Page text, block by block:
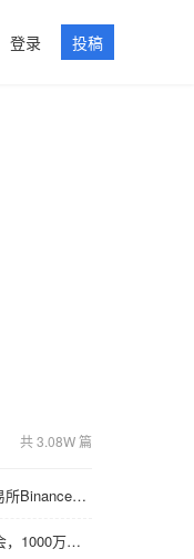
登录 投稿
共 3.08W 篇
ZIPPO 生态里程碑：即将登陆头部交易所Binance，GameFi 与通缩模型开启价值飞轮
【重磅喜讯】Eni公链联手新加坡基金会，1000万美金赋能众环CRC！